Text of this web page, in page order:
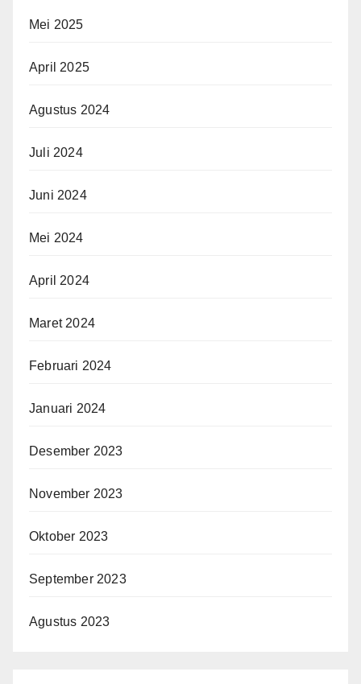
Mei 2025
April 2025
Agustus 2024
Juli 2024
Juni 2024
Mei 2024
April 2024
Maret 2024
Februari 2024
Januari 2024
Desember 2023
November 2023
Oktober 2023
September 2023
Agustus 2023